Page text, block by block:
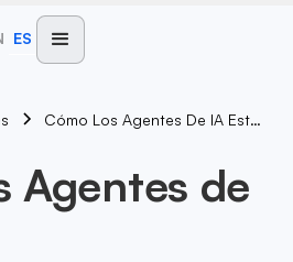
ES
Cómo Los Agentes De IA Están Transformando Las Fintech: Desafíos Y Oportunidades
Agentes de